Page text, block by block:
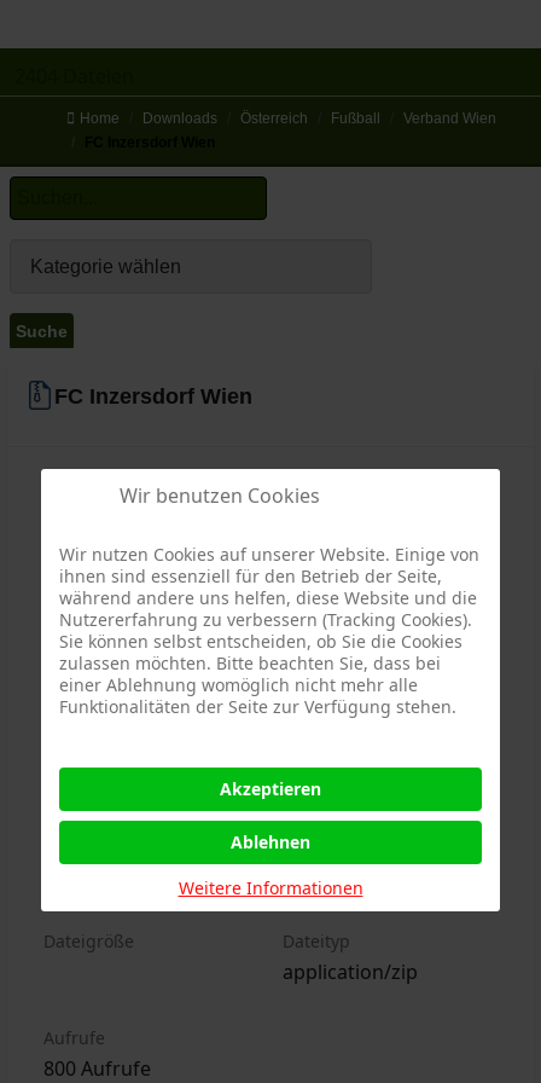
Home Downloads Österreich Fußball
Verband Wien
FC Inzersdorf Wien
Der Download steht nur dem
jeweiligen Verein zu.
Zuletzt aktualisiert
Kategorie Dateiname
FC Inzersdorf
Wien_pixel_ws.zip
Dateigröße Dateityp
application/zip
Aufrufe
800 Aufrufe
Wir benutzen Cookies
Wir nutzen Cookies auf unserer Website. Einige von
ihnen sind essenziell für den Betrieb der Seite,
während andere uns helfen, diese Website und die
Nutzererfahrung zu verbessern (Tracking Cookies).
Sie können selbst entscheiden, ob Sie die Cookies
zulassen möchten. Bitte beachten Sie, dass bei
einer Ablehnung womöglich nicht mehr alle
Funktionalitäten der Seite zur Verfügung stehen.
Akzeptieren
Ablehnen
Weitere Informationen